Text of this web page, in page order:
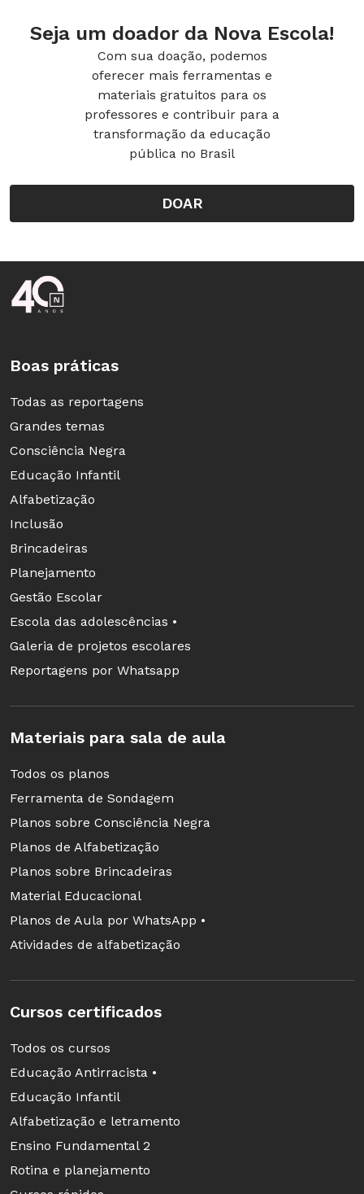
Seja um doador da Nova Escola!
Com sua doação, podemos
oferecer mais ferramentas e
materiais gratuitos para os
professores e contribuir para a
transformação da educação
pública no Brasil
DOAR
Rodapé da Nova Escola
Boas práticas
Todas as reportagens
Grandes temas
Consciência Negra
Educação Infantil
Alfabetização
Inclusão
Brincadeiras
Planejamento
Gestão Escolar
Escola das adolescências •
Galeria de projetos escolares
Reportagens por Whatsapp
Materiais para sala de aula
Todos os planos
Ferramenta de Sondagem
Planos sobre Consciência Negra
Planos de Alfabetização
Planos sobre Brincadeiras
Material Educacional
Planos de Aula por WhatsApp •
Atividades de alfabetização
Cursos certificados
Todos os cursos
Educação Antirracista •
Educação Infantil
Alfabetização e letramento
Ensino Fundamental 2
Rotina e planejamento